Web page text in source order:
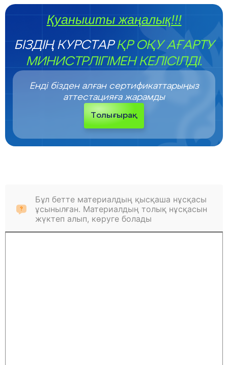
Қуанышты жаңалық!!!
БІЗДІҢ КУРСТАРҚР ОҚУ АҒАРТУ
МИНИСТРЛІГІМЕН КЕЛІСІЛДІ.
Енді бізден алған сертификаттарыңыз
аттестацияға жарамды
Толығырақ
Бұл бетте материалдың қысқаша нұсқасы
ұсынылған. Материалдың толық нұсқасын
жүктеп алып, көруге болады